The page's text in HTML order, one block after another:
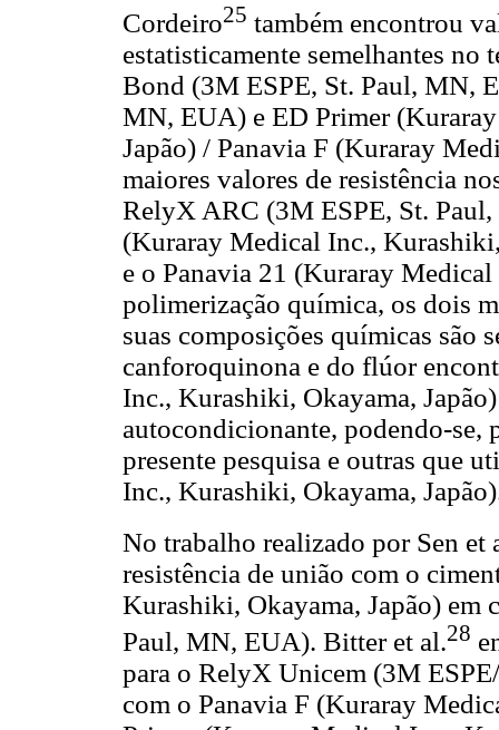
Cordeiro25 também encontrou
estatisticamente semelhantes
Bond (3M ESPE, St. Paul, MN,
MN, EUA) e ED Primer
Japão) / Panavia F (Kuraray
maiores valores de resistência
RelyX ARC (3M ESPE, St.
(Kuraray Medical Inc.,
e o Panavia 21 (Kuraray
polimerização química, os dois
suas composições químicas são
canforoquinona e do flúor
Inc., Kurashiki, Okayama,
autocondicionante, podendo-se,
presente pesquisa e outras que
Inc., Kurashiki, Okayama,
No trabalho realizado por Sen et
resistência de união com o
Kurashiki, Okayama, Japão) em
Paul, MN, EUA). Bitter et al.28
para o RelyX Unicem (3M
com o Panavia F (Kuraray